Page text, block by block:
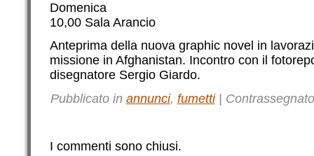
Domenica
10,00 Sala Arancio
Anteprima della nuova graphic novel in
missione in Afghanistan. Incontro con il
disegnatore Sergio Giardo.
Pubblicato in annunci, fumetti| Contrassegnato
I commenti sono chiusi.